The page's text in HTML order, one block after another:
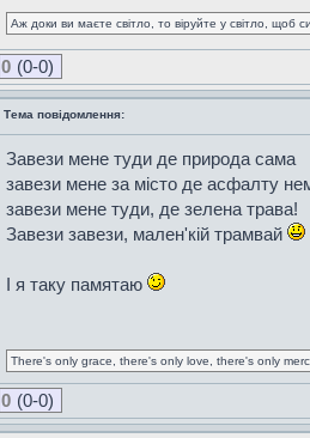
Аж доки ви маєте світло, то віруйте у світло, щоб
0 (0-0)
Тема повідомлення:
Завези мене туди де природа сама
завези мене за місто де асфалту
завези мене туди, де зелена трава!
Завези завези, мален'кій трамвай
І я таку памятаю
There's only grace, there's only love, there's only
0 (0-0)